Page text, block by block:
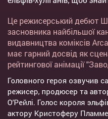
Це режисерський дебют
засновника найбільшої
видавництва коміксів
має гарний досвід як
рейтингової анімації
Головного героя озвучив
режисер, продюсер та
О’Рейлі. Голос короля
актору Кристоферу